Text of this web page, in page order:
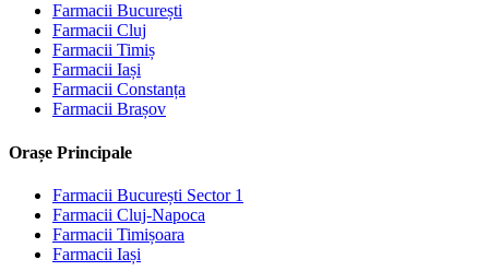
Farmacii București
Farmacii Cluj
Farmacii Timiș
Farmacii Iași
Farmacii Constanța
Farmacii Brașov
Orașe Principale
Farmacii București Sector 1
Farmacii Cluj-Napoca
Farmacii Timișoara
Farmacii Iași